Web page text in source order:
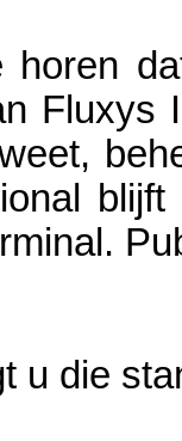
horen
Fluxys
u die